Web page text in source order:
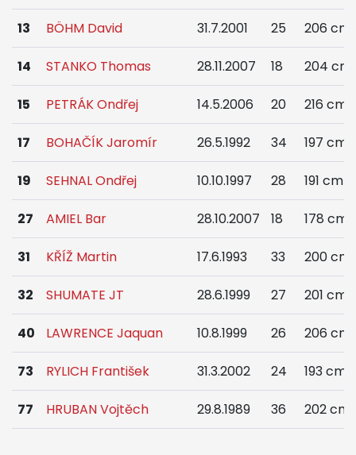
13 BÖHM David 31.7.2001 25 206 cm
14 STANKO Thomas 28.11.2007 18 204 cm
15 PETRÁK Ondřej 14.5.2006 20 216 cm
17 BOHAČÍK Jaromír 26.5.1992 34 197 cm
19 SEHNAL Ondřej 10.10.1997 28 191 cm
27 AMIEL Bar 28.10.2007 18 178 cm
31 KŘÍŽ Martin 17.6.1993 33 200 cm
32 SHUMATE JT 28.6.1999 27 201 cm
40 LAWRENCE Jaquan 10.8.1999 26 206 cm
73 RYLICH František 31.3.2002 24 193 cm
77 HRUBAN Vojtěch 29.8.1989 36 202 cm